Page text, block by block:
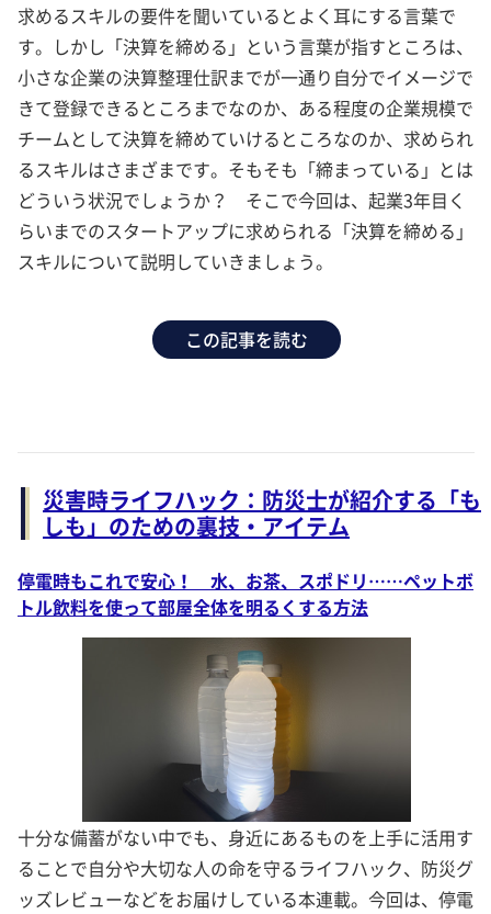
求めるスキルの要件を聞いているとよく耳にする言葉で
す。しかし「決算を締める」という言葉が指すところは、
小さな企業の決算整理仕訳までが一通り自分でイメージで
きて登録できるところまでなのか、ある程度の企業規模で
チームとして決算を締めていけるところなのか、求められ
るスキルはさまざまです。そもそも「締まっている」とは
どういう状況でしょうか？ そこで今回は、起業3年目く
らいまでのスタートアップに求められる「決算を締める」
スキルについて説明していきましょう。
この記事を読む
災害時ライフハック：防災士が紹介する「も
しも」のための裏技・アイテム
停電時もこれで安心！ 水、お茶、スポドリ……ペットボ
トル飲料を使って部屋全体を明るくする方法
十分な備蓄がない中でも、身近にあるものを上手に活用す
ることで自分や大切な人の命を守るライフハック、防災グ
ッズレビューなどをお届けしている本連載。今回は、停電